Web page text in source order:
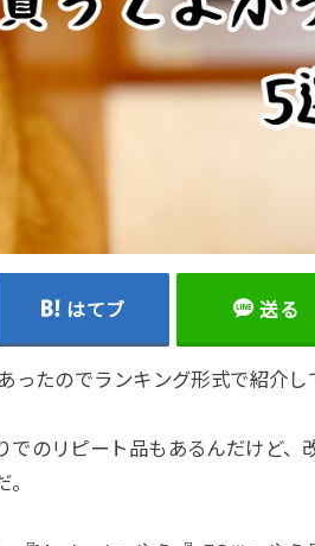
はてブ 送る
たのでランキング形式で紹介し
でのリピート品もあるんだけど、